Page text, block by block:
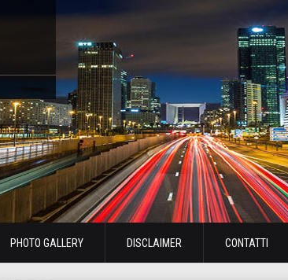
PHOTO GALLERY DISCLAIMER CONTATTI